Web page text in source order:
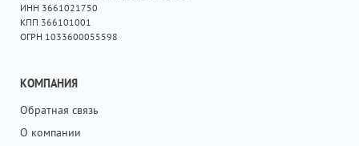
ИНН 3661021750
КПП 366101001
ОГРН 1033600055598
КОМПАНИЯ
Обратная связь
О компании